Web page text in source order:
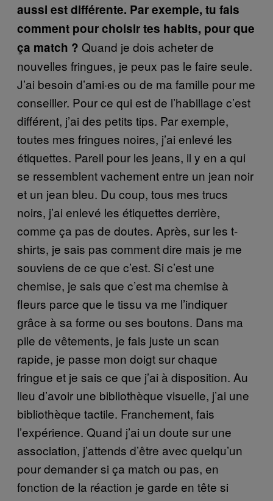
aussi est différente. Par exemple, tu fais
comment pour choisir tes habits, pour que
ça match ? Quand je dois acheter de
nouvelles fringues, je peux pas le faire seule.
J’ai besoin d’ami·es ou de ma famille pour me
conseiller. Pour ce qui est de l’habillage c’est
différent, j’ai des petits tips. Par exemple,
toutes mes fringues noires, j’ai enlevé les
étiquettes. Pareil pour les jeans, il y en a qui
se ressemblent vachement entre un jean noir
et un jean bleu. Du coup, tous mes trucs
noirs, j’ai enlevé les étiquettes derrière,
comme ça pas de doutes. Après, sur les t-
shirts, je sais pas comment dire mais je me
souviens de ce que c’est. Si c’est une
chemise, je sais que c’est ma chemise à
fleurs parce que le tissu va me l’indiquer
grâce à sa forme ou ses boutons. Dans ma
pile de vêtements, je fais juste un scan
rapide, je passe mon doigt sur chaque
fringue et je sais ce que j’ai à disposition. Au
lieu d’avoir une bibliothèque visuelle, j’ai une
bibliothèque tactile. Franchement, fais
l’expérience. Quand j’ai un doute sur une
association, j’attends d’être avec quelqu’un
pour demander si ça match ou pas, en
fonction de la réaction je garde en tête si